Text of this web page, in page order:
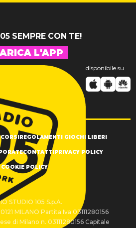
SEMPRE CON TE!
L'APP
disponibile su
REGOLAMENTI GIOCHI LIBERI
CONTATTI PRIVACY POLICY
COOKIE POLICY
STUDIO 105 S.p.A.
MILANO Partita Iva 03111280156
di Milano n. 03111280156 Capitale